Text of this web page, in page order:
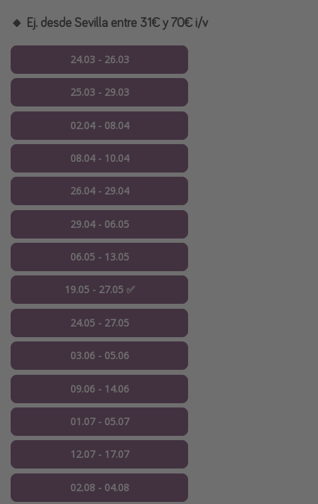
🔸 Ej. desde Sevilla entre 31€ y 70€ i/v
24.03 - 26.03
25.03 - 29.03
02.04 - 08.04
08.04 - 10.04
26.04 - 29.04
29.04 - 06.05
06.05 - 13.05
19.05 - 27.05 ✅
24.05 - 27.05
03.06 - 05.06
09.06 - 14.06
01.07 - 05.07
12.07 - 17.07
02.08 - 04.08